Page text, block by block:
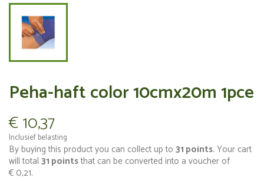
Peha-haft color 10cmx20m 1pce
€ 10,37
Inclusief belasting
By buying this product you can collect up to 31 points. Your cart
will total 31 pointsthat can be converted into a voucher of
€ 0,21.